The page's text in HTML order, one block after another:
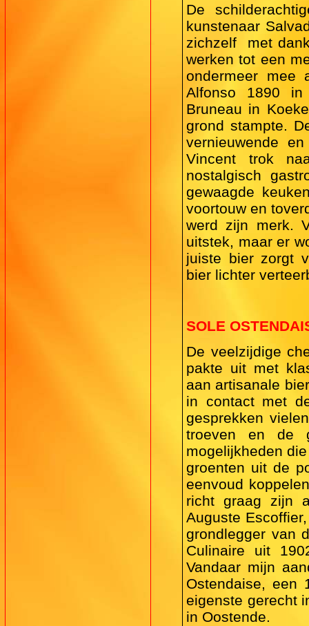
De
kunstenaar
zichzelf  met
werken tot een
ondermeer mee
Alfonso 1890 in
Bruneau in
grond stampte.
vernieuwende
Vincent trok
nostalgisch
gewaagde
voortouw en
werd zijn merk.
uitstek, maar er
juiste bier zorgt
bier lichter
SOLE
De veelzijdige
pakte uit met
aan artisanale
in contact met
gesprekken
troeven en de
mogelijkheden
groenten uit de
eenvoud
richt graag zijn
Auguste
grondlegger van
Culinaire uit
Vandaar mijn
Ostendaise, een
eigenste gerecht
in Oostende.